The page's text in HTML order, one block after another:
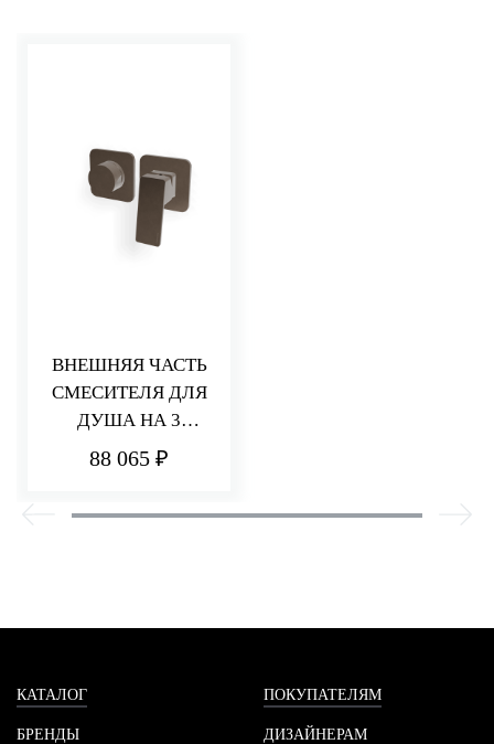
ВНЕШНЯЯ ЧАСТЬ
СМЕСИТЕЛЯ ДЛЯ
ДУША НА 3
ПОТРЕБИТЕЛЯ
88 065 ₽
КАТАЛОГ
БРЕНДЫ
ПОКУПАТЕЛЯМ
ДИЗАЙНЕРАМ